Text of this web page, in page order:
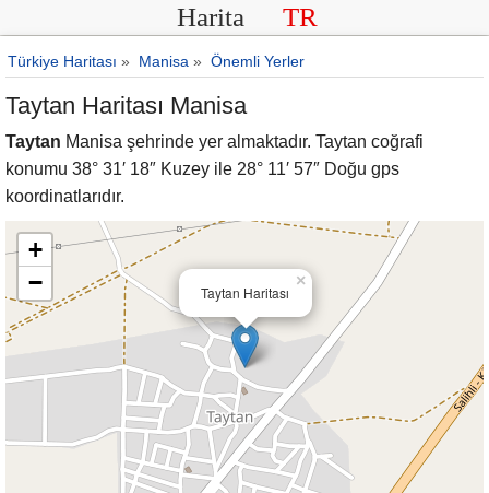
Harita TR
Türkiye Haritası » Manisa » Önemli Yerler
Taytan Haritası Manisa
Taytan Manisa şehrinde yer almaktadır. Taytan coğrafi
konumu 38° 31′ 18″ Kuzey ile 28° 11′ 57″ Doğu gps
koordinatlarıdır.
Taytan Haritası
×
+
−